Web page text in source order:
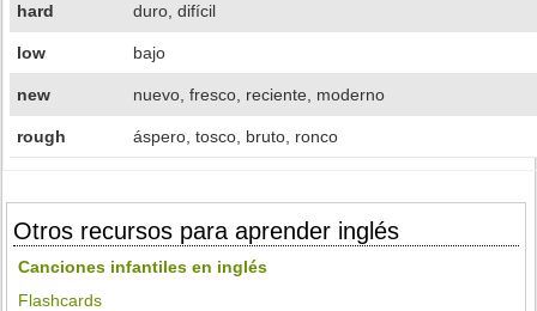
hard duro, difícil
low bajo
new nuevo, fresco, reciente, moderno
rough áspero, tosco, bruto, ronco
Otros recursos para aprender inglés
Canciones infantiles en inglés
Flashcards